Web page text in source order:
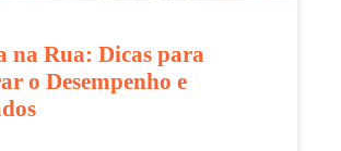
na Rua: Dicas para
o Desempenho e